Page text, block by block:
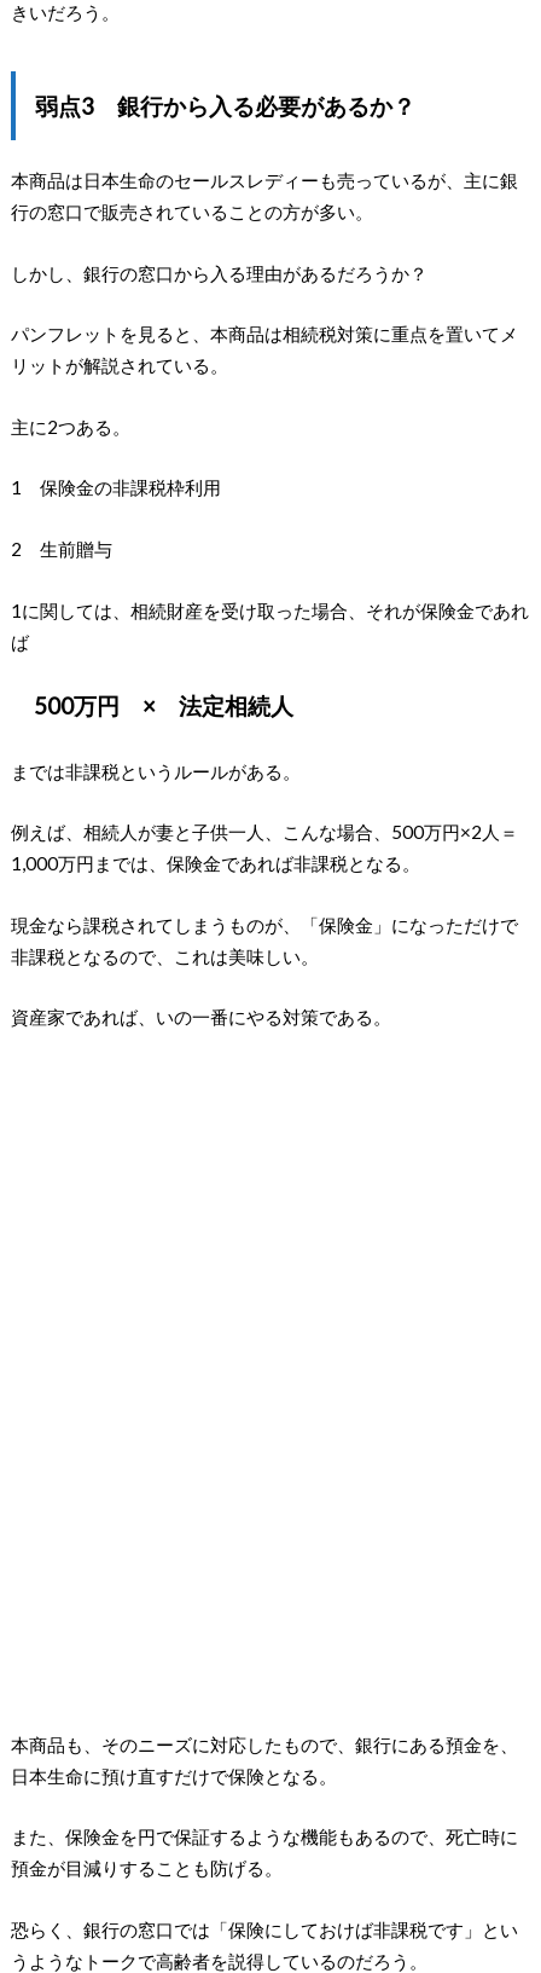
きいだろう。
弱点3 銀行から入る必要があるか？
本商品は日本生命のセールスレディーも売っているが、主に銀
行の窓口で販売されていることの方が多い。
しかし、銀行の窓口から入る理由があるだろうか？
パンフレットを見ると、本商品は相続税対策に重点を置いてメ
リットが解説されている。
主に2つある。
1 保険金の非課税枠利用
2 生前贈与
1に関しては、相続財産を受け取った場合、それが保険金であれ
ば
500万円 × 法定相続人
までは非課税というルールがある。
例えば、相続人が妻と子供一人、こんな場合、500万円×2人＝
1,000万円までは、保険金であれば非課税となる。
現金なら課税されてしまうものが、「保険金」になっただけで
非課税となるので、これは美味しい。
資産家であれば、いの一番にやる対策である。
本商品も、そのニーズに対応したもので、銀行にある預金を、
日本生命に預け直すだけで保険となる。
また、保険金を円で保証するような機能もあるので、死亡時に
預金が目減りすることも防げる。
恐らく、銀行の窓口では「保険にしておけば非課税です」とい
うようなトークで高齢者を説得しているのだろう。